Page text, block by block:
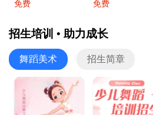
免费 免费
招生培训 • 助力成长
舞蹈美术 招生简章